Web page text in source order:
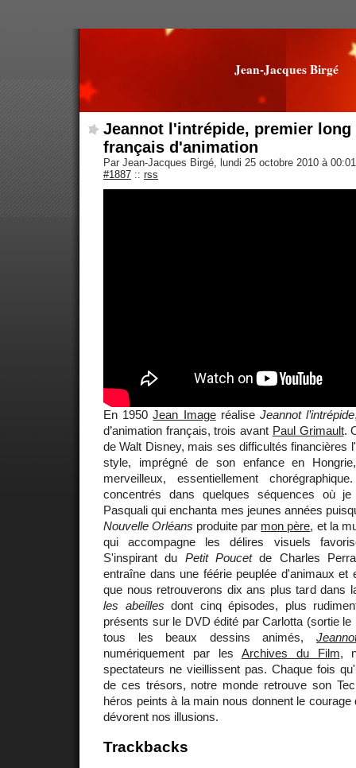
Jean-Jacques Birgé
Jeannot l'intrépide, premier long
français d'animation
Par Jean-Jacques Birgé, lundi 25 octobre 2010 à
#1887 :: rss
En 1950Jean ImageréaliseJeannot l’intrépide
d’animation français, trois avant Paul Grimault.
de Walt Disney, mais ses difficultés financières
style, imprégné de son enfance en
merveilleux, essentiellement
concentrés dans quelques séquences où
Pasquali qui enchanta mes jeunes années
Nouvelle Orléans produite par mon père, et la
qui accompagne les délires visuels
S'inspirant du Petit Poucetde Charles
entraîne dans une féérie peuplée d'animaux et
que nous retrouverons dix ans plus tard dans
les abeilles dont cinq épisodes, plus
présents sur le DVD édité par Carlotta (sortie
tous les beaux dessins animés,
numériquement par les Archives du Film,
spectateurs ne vieillissent pas. Chaque fois
de ces trésors, notre monde retrouve son
héros peints à la main nous donnent le
dévorent nos illusions.
Trackbacks